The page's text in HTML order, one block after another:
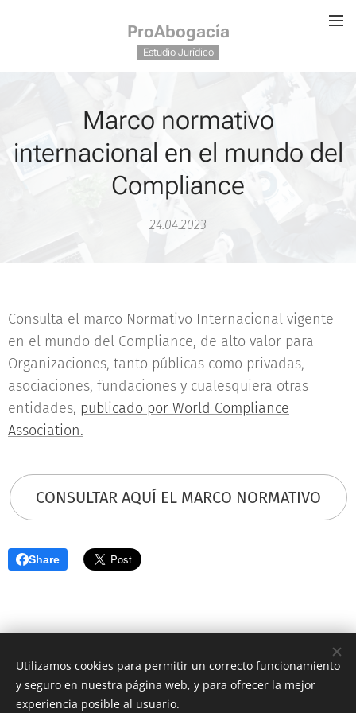
ProAbogacía
Estudio Jurídico
Marco normativo
internacional en el mundo del
Compliance
24.04.2023
Consulta el marco Normativo Internacional vigente
en el mundo del Compliance, de alto valor para
Organizaciones, tanto públicas como privadas,
asociaciones, fundaciones y cualesquiera otras
entidades, publicado por World Compliance
Association.
CONSULTAR AQUÍ EL MARCO NORMATIVO
Share
PROTECCIÓN DE DATOS PERSONALES
AVISO LEGAL
Cookies
Utilizamos cookies para permitir un correcto funcionamiento
y seguro en nuestra página web, y para ofrecer la mejor
experiencia posible al usuario.